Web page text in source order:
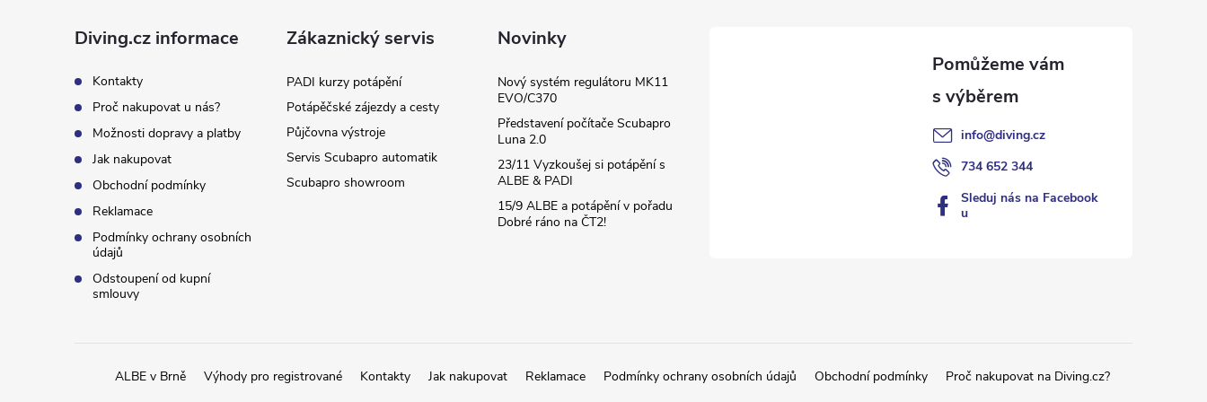
Diving.cz informace
Kontakty
Proč nakupovat u nás?
Možnosti dopravy a platby
Jak nakupovat
Obchodní podmínky
Reklamace
Podmínky ochrany osobních
údajů
Odstoupení od kupní
smlouvy
Zákaznický servis
PADI kurzy potápění
Potápěčské zájezdy a cesty
Půjčovna výstroje
Servis Scubapro automatik
Scubapro showroom
Novinky
Nový systém regulátoru MK11
EVO/C370
Představení počítače Scubapro
Luna 2.0
23/11 Vyzkoušej si potápění s
ALBE & PADI
15/9 ALBE a potápění v pořadu
Dobré ráno na ČT2!
info@diving.cz
734 652 344
Sleduj nás na Facebook
u
ALBE v Brně Výhody pro registrované Kontakty Jak nakupovat Reklamace Podmínky ochrany osobních údajů Obchodní podmínky Proč nakupovat na Diving.cz?